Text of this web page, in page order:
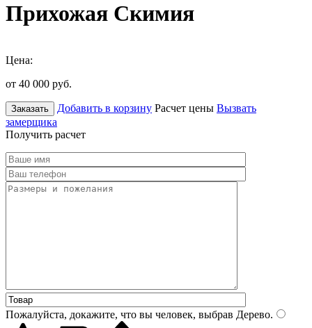
Прихожая Скимия
Цена:
от 40 000 руб.
Заказать Добавить в корзину Расчет цены Вызвать
замерщика
Получить расчет
Пожалуйста, докажите, что вы человек, выбрав Дерево.